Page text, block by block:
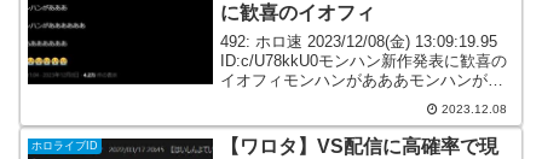
に歓喜のイオフィ
492: ホロ速 2023/12/08(金) 13:09:19.95
ID:c/U78kkU0モンハン新作発表に歓喜の
イオフィモンハンがあああモンハンがあ
あああああああああああああ😭😭😭😭
😭😭— Airani iofifteen (イオフィ...
2023.12.08
ホロライブID
【ワロタ】VS配信に高確率で現